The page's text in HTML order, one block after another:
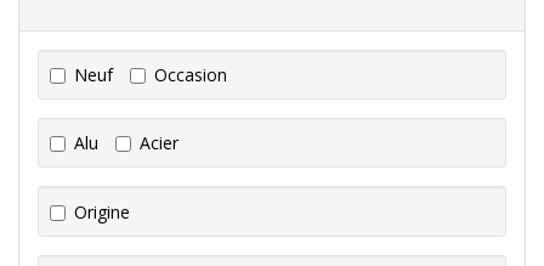
Neuf Occasion
Alu Acier
Origine